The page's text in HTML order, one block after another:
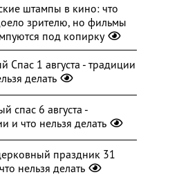
штампы в кино: что
зрителю, но фильмы
под копирку
Спас 1 августа - традиции
делать
спас 6 августа -
и что нельзя делать
праздник 31
нельзя делать